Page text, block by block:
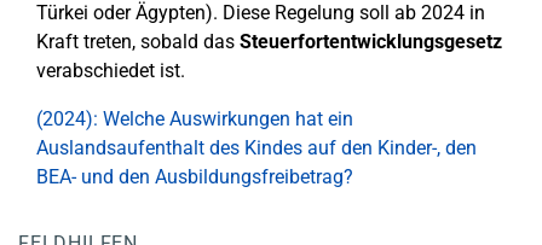
Türkei oder Ägypten). Diese Regelung soll ab 2024 in
Kraft treten, sobald das Steuerfortentwicklungsgesetz
verabschiedet ist.
(2024): Welche Auswirkungen hat ein
Auslandsaufenthalt des Kindes auf den Kinder-, den
BEA- und den Ausbildungsfreibetrag?